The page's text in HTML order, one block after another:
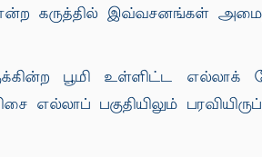
கருத்தில் இவ்வசனங்கள்
பூமி உள்ளிட்ட எல்லாக்
எல்லாப் பகுதியிலும்